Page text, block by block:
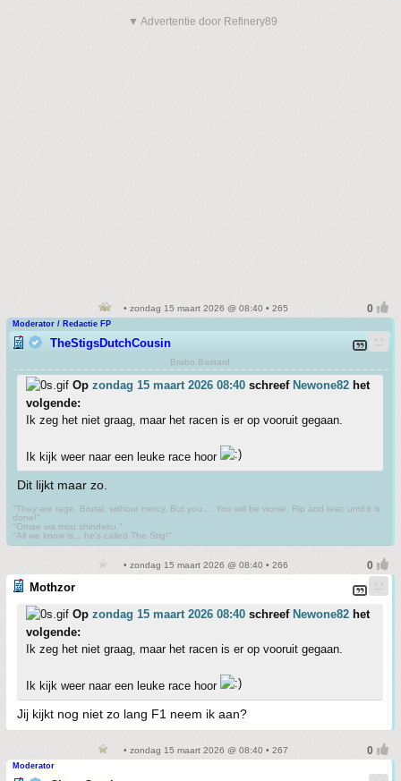
▼ Advertentie door Refinery89
• zondag 15 maart 2026 @ 08:40 • 265
Moderator / Redactie FP
TheStigsDutchCousin
Brabo Bastard
Op zondag 15 maart 2026 08:40 schreef Newone82 het
volgende:
Ik zeg het niet graag, maar het racen is er op vooruit gegaan.
Ik kijk weer naar een leuke race hoor
Dit lijkt maar zo.
"They are rage. Brutal, without mercy. But you.... You will be worse. Rip and tear, until it is
done!"
"Omae wa mou shindeiru."
"All we know is... he's called The Stig!"
• zondag 15 maart 2026 @ 08:40 • 266
Mothzor
Op zondag 15 maart 2026 08:40 schreef Newone82 het
volgende:
Ik zeg het niet graag, maar het racen is er op vooruit gegaan.
Ik kijk weer naar een leuke race hoor
Jij kijkt nog niet zo lang F1 neem ik aan?
• zondag 15 maart 2026 @ 08:40 • 267
Moderator